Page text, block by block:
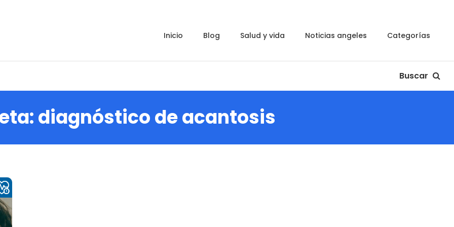
inicio blog salud y vida noticias angeles categorías
Buscar
diagnóstico de acantosis